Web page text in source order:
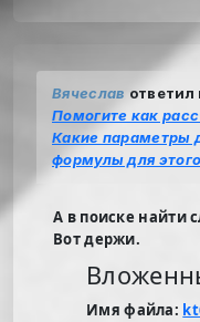
Вячеслав ответил
Помогите как
Какие параметры
формулы для
А в поиске найти
Вот держи.
Имя файла: